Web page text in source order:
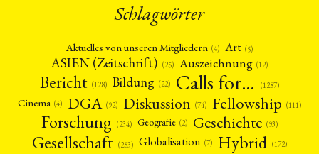
Schlagwörter
Aktuelles von unseren Mitgliedern (4) Art (5)
ASIEN (Zeitschrift) (25) Auszeichnung (12)
Bericht (128) Bildung (22) Calls for… (1287)
Cinema (4) DGA (92) Diskussion (74) Fellowship (111)
Forschung (234) Geografie (2) Geschichte (93)
Gesellschaft (283) Globalisation (7) Hybrid (172)